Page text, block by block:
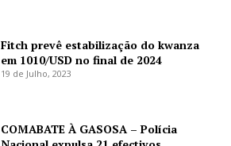
Fitch prevê estabilização do kwanza
em 1010/USD no final de 2024
19 de Julho, 2023
COMABATE À GASOSA – Polícia